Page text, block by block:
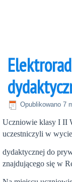
Opublikowano 7
Uczniowie klasy I II
uczestniczyli w
dydaktycznej do
znajdującego się w